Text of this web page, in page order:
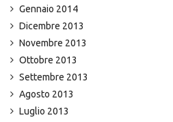
Gennaio 2014
Dicembre 2013
Novembre 2013
Ottobre 2013
Settembre 2013
Agosto 2013
Luglio 2013